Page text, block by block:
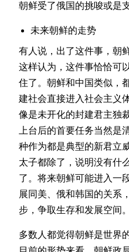
朝鲜受了俄国的挑唆或是
未来朝鲜的走势
有人说，出了这件事，朝
这样认为，这件事恰恰可
住了。朝鲜和中国类似，
建社会直接进入社会主义
像是未开化的封建君主独
上台后的首要任务当然是
种作为都是典型的新君立
太子都除了，说明没有什
了。将来朝鲜可能进入一
展同美、俄和韩国的关系
步，争取生存和发展空间。
多数人都觉得朝鲜是世界